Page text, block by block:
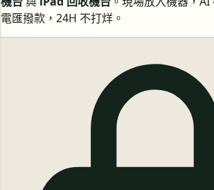
電匯撥款，24H 不打烊。